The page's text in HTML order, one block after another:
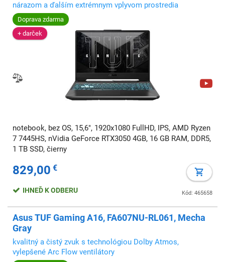
nárazom a ďalším extrémnym vplyvom prostredia
Doprava zdarma
+ darček
notebook, bez OS, 15,6", 1920x1080 FullHD, IPS, AMD Ryzen
7 7445HS, nVidia GeForce RTX3050 4GB, 16 GB RAM, DDR5,
1 TB SSD, čierny
829,00 €
Kód: 465658
IHNEĎ K ODBERU
Asus TUF Gaming A16, FA607NU-RL061, Mecha
Gray
kvalitný a čistý zvuk s technológiou Dolby Atmos,
vylepšené Arc Flow ventilátory